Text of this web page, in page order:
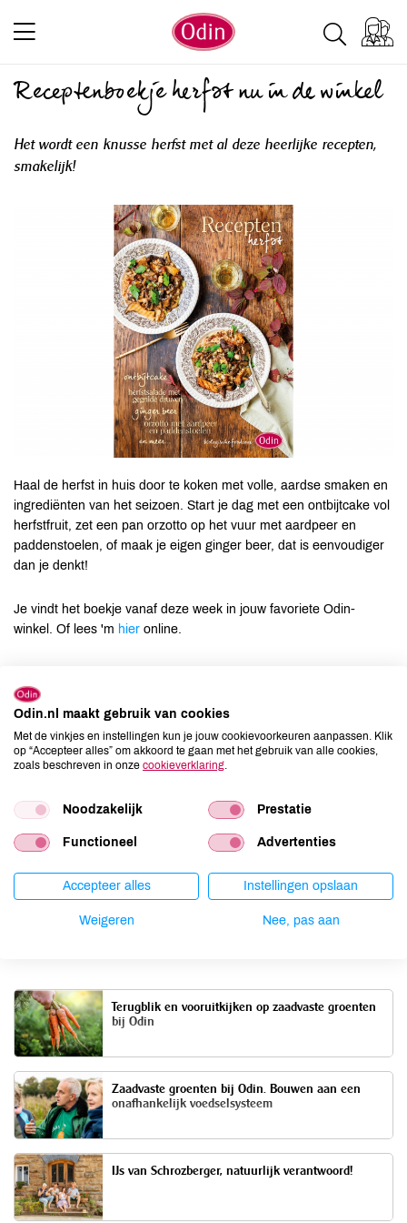
Receptenboekje herfst nu in de winkel
Het wordt een knusse herfst met al deze heerlijke recepten,
smakelijk!
Haal de herfst in huis door te koken met volle, aardse smaken en
ingrediënten van het seizoen. Start je dag met een ontbijtcake vol
herfstfruit, zet een pan orzotto op het vuur met aardpeer en
paddenstoelen, of maak je eigen ginger beer, dat is eenvoudiger
dan je denkt!
Je vindt het boekje vanaf deze week in jouw favoriete Odin-
winkel. Of lees 'm hier online.
alle vorige edities van het Odin-receptenboekje.
Door
Datum
Terugblik en vooruitkijken op zaadvaste groenten
bij Odin
Zaadvaste groenten bij Odin. Bouwen aan een
onafhankelijk voedselsysteem
IJs van Schrozberger, natuurlijk verantwoord!
Odin.nl maakt gebruik van cookies
Met de vinkjes en instellingen kun je jouw cookievoorkeuren aanpassen. Klik
op “Accepteer alles” om akkoord te gaan met het gebruik van alle cookies,
zoals beschreven in onze cookieverklaring
Noodzakelijk Prestatie
Functioneel Advertenties
Accepteer alles Instellingen opslaan
Weigeren Nee, pas aan